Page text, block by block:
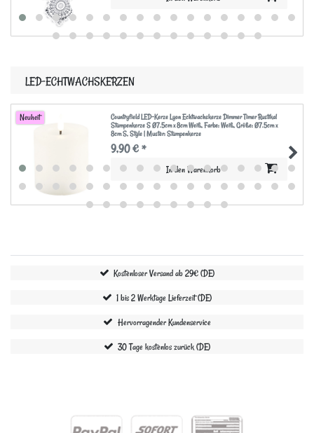
LED-ECHTWACHSKERZEN
Neuheit
Countryfield LED-Kerze Lyon Echtwachskerze Dimmer Timer Rustikal
Stumpenkerze S Ø7.5cm x 8cm Weiß, Farbe: Weiß, Größe: Ø7.5cm x
8cm S, Style | Muster: Stumpenkerze
9,90 € *
In den Warenkorb
Kostenloser Versand ab 29€ (DE)
1 bis 2 Werktage Lieferzeit (DE)
Hervorragender Kundenservice
30 Tage kostenlos zurück (DE)